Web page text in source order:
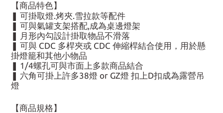
【商品特色】
❚ 可掛取燈.烤夾.雪拉款等配件
❚ 可與氣罐支架搭配,成為桌邊燈架
❚ 月形內勾設計掛取物品不滑落
❚ 可與 CDC 多桿夾或 CDC 伸縮桿結合使用，用於懸
掛燈籠和其他小物品
❚ 1/4螺孔可與市面上多款商品結合
❚ 六角可掛上許多38燈 or GZ燈 扣上D扣成為露營吊
燈
【商品規格】